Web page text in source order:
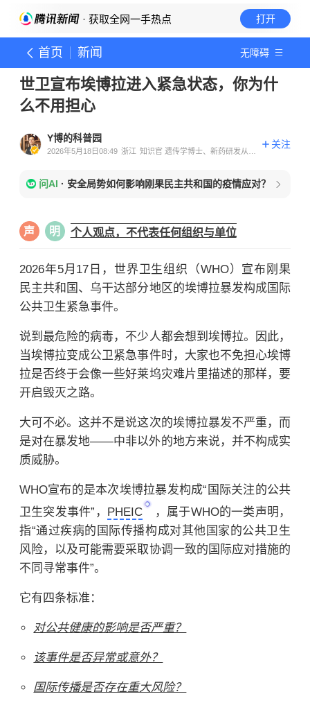
· 获取全网一手热点 打开
首页 新闻 无障碍
世卫宣布埃博拉进入紧急状态，你为什
么不用担心
Y博的科普园
2026年5月18日08:49 浙江 知识官 遗传学博士、新药研发从业
关注
问AI · 安全局势如何影响刚果民主共和国的疫情应对？
声 明 个人观点，不代表任何组织与单位
2026年5月17日，世界卫生组织（WHO）宣布刚果
民主共和国、乌干达部分地区的埃博拉暴发构成国际
公共卫生紧急事件。
说到最危险的病毒，不少人都会想到埃博拉。因此，
当埃博拉变成公卫紧急事件时，大家也不免担心埃博
拉是否终于会像一些好莱坞灾难片里描述的那样，要
开启毁灭之路。
大可不必。这并不是说这次的埃博拉暴发不严重，而
是对在暴发地——中非以外的地方来说，并不构成实
质威胁。
WHO宣布的是本次埃博拉暴发构成“国际关注的公共
卫生突发事件”， PHEIC
，属于WHO的一类声明，
指“通过疾病的国际传播构成对其他国家的公共卫生
风险，以及可能需要采取协调一致的国际应对措施的
不同寻常事件”。
它有四条标准：
对公共健康的影响是否严重？
该事件是否异常或意外？
国际传播是否存在重大风险？